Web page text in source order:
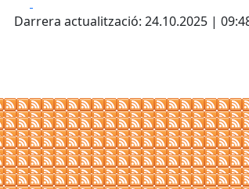
+
Darrera actualització: 24.10.2025 |